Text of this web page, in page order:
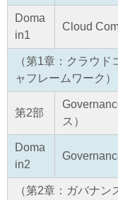
Doma
in1
Cloud
（第1章：クラウ
ャフレームワーク）
第2部
ス）
Doma
in2
（第2章：ガバナ